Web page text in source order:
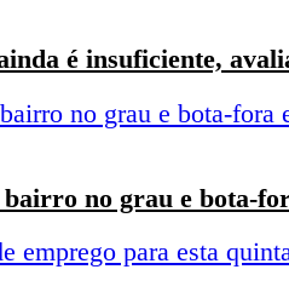
é insuficiente,
no grau e bota-